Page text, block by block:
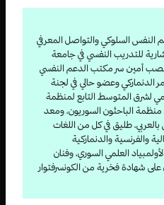
السلوكي والتواصل المعرفي
للتدريب النفسي في جامعة
أمين سر مكتب الدعم النفسي
الدنماركي وعضو حالي في لجنة
لشرق المتوسط التابع لمنظمة
الباحثون السوريون، ومعد
طليق في كل من اللغات
والفرنسية والدنماركية
العلمي السوري، وفنان
شهادة فخرية من الكونسرفتوار